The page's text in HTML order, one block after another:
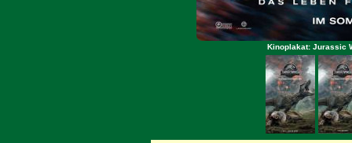
Kinoplakat: Jurassic